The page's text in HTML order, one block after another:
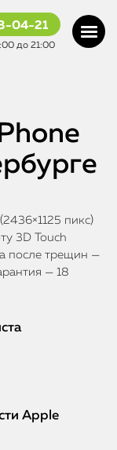
04-21
до 21:00
пикс)
3D Touch
после трещин —
— 18
Apple